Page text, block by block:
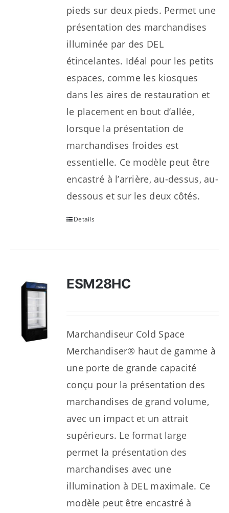
pieds sur deux pieds. Permet une
présentation des marchandises
illuminée par des DEL
étincelantes. Idéal pour les petits
espaces, comme les kiosques
dans les aires de restauration et
le placement en bout d’allée,
lorsque la présentation de
marchandises froides est
essentielle. Ce modèle peut être
encastré à l’arrière, au-dessus, au-
dessous et sur les deux côtés.
Details
ESM28HC
Marchandiseur Cold Space
Merchandiser® haut de gamme à
une porte de grande capacité
conçu pour la présentation des
marchandises de grand volume,
avec un impact et un attrait
supérieurs. Le format large
permet la présentation des
marchandises avec une
illumination à DEL maximale. Ce
modèle peut être encastré à